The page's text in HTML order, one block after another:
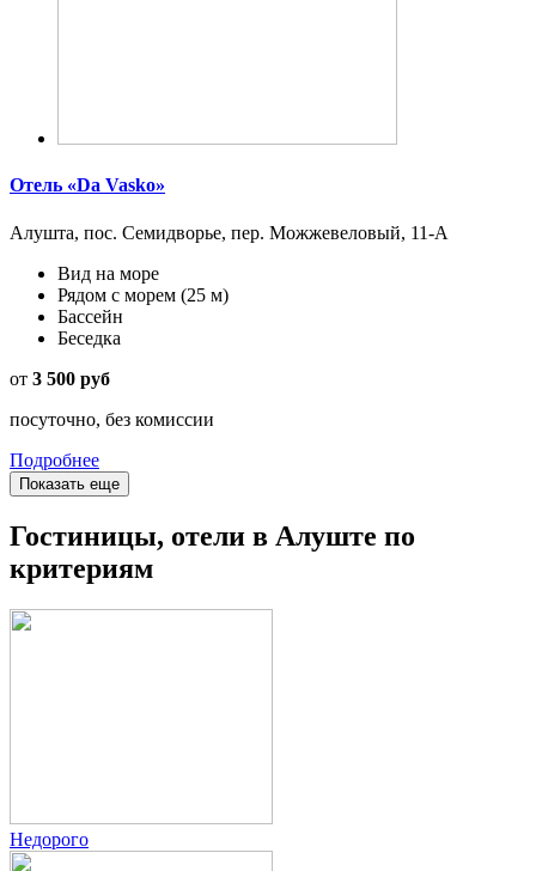
Отель «Da Vasko»
Алушта, пос. Семидворье, пер. Можжевеловый, 11-А
Вид на море
Рядом с морем (25 м)
Бассейн
Беседка
от 3 500 руб
посуточно, без комиссии
Подробнее
Показать еще
Гостиницы, отели в Алуште по
критериям
Недорого